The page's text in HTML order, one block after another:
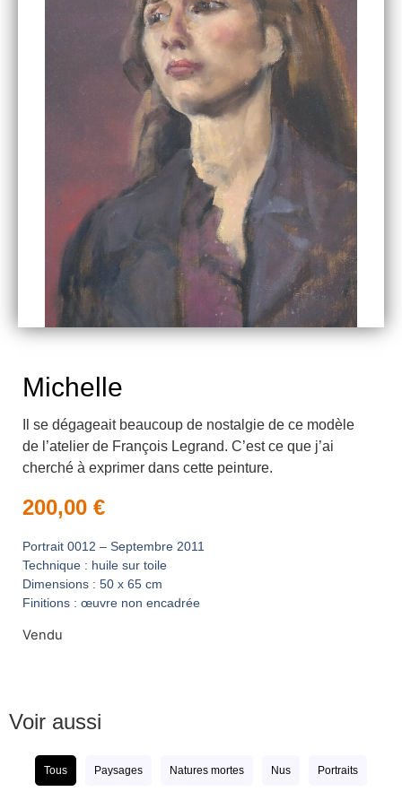
Michelle
Il se dégageait beaucoup de nostalgie de ce modèle
de l’atelier de François Legrand. C’est ce que j’ai
cherché à exprimer dans cette peinture.
200,00 €
Portrait 0012 – Septembre 2011
Technique : huile sur toile
Dimensions : 50 x 65 cm
Finitions : œuvre non encadrée
Vendu
Voir aussi
Tous Paysages Natures mortes Nus Portraits